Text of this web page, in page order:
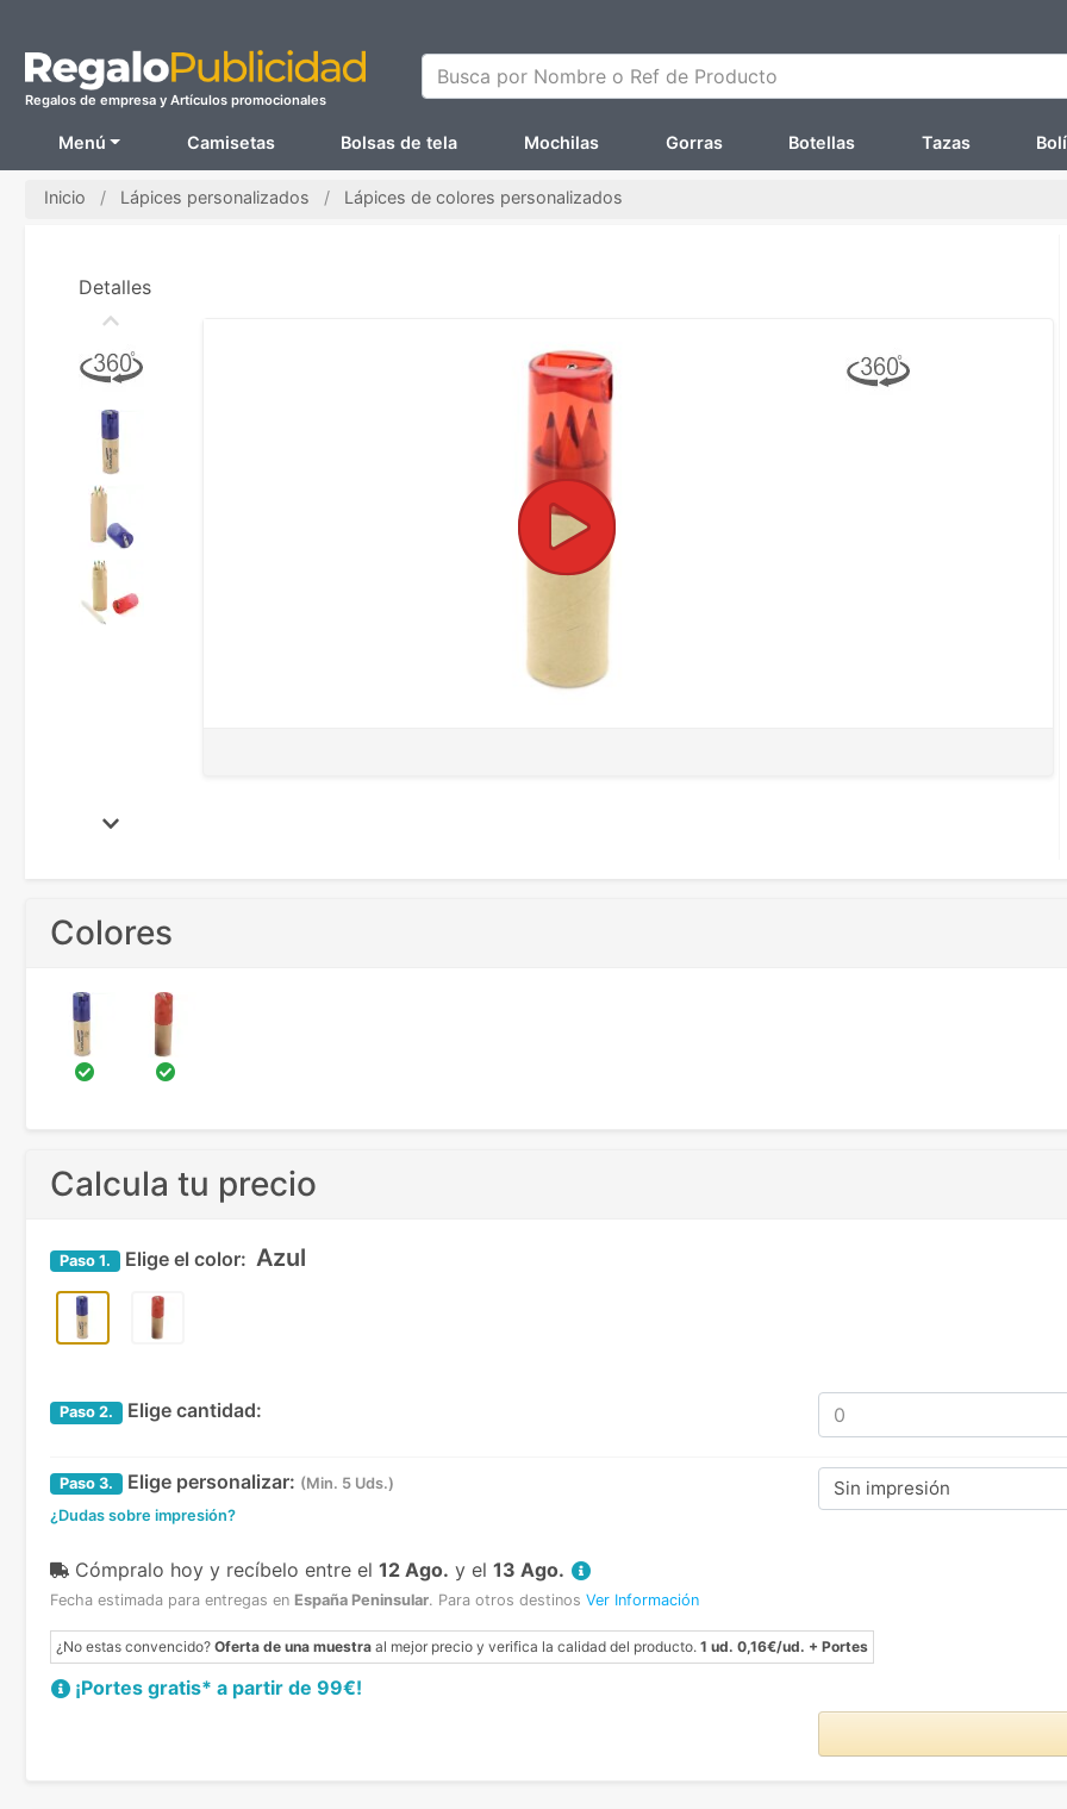
Regalos de empresa y Artículos promocionales
Busca por Nombre o Ref de Producto
Menú Camisetas Bolsas de tela Mochilas Gorras Botellas Tazas
Inicio Lápices personalizados Lápices de colores personalizados
Detalles
Colores
Calcula tu precio
Paso 1. Elige el color: Azul
Paso 2. Elige cantidad:
Paso 3. Elige personalizar: (Min. 5 Uds.)
¿Dudas sobre impresión?
Sin impresión
Cómpralo hoy y recíbelo entre el 12 Ago. y el 13 Ago.
Fecha estimada para entregas en España Peninsular. Para otros destinos Ver Información
¿No estas convencido? Oferta de una muestra al mejor precio y verifica la calidad del producto. 1 ud. 0,16€/ud. + Portes
¡Portes gratis* a partir de 99€!